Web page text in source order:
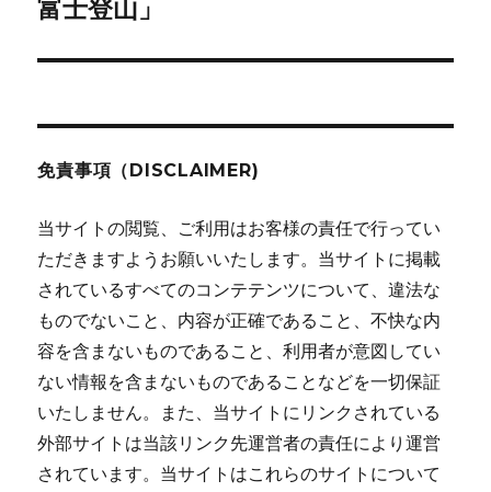
富士登山」
免責事項（DISCLAIMER)
当サイトの閲覧、ご利用はお客様の責任で行ってい
ただきますようお願いいたします。当サイトに掲載
されているすべてのコンテテンツについて、違法な
ものでないこと、内容が正確であること、不快な内
容を含まないものであること、利用者が意図してい
ない情報を含まないものであることなどを一切保証
いたしません。また、当サイトにリンクされている
外部サイトは当該リンク先運営者の責任により運営
されています。当サイトはこれらのサイトについて